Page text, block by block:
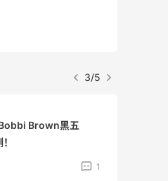
3/5
Brown黑五
1